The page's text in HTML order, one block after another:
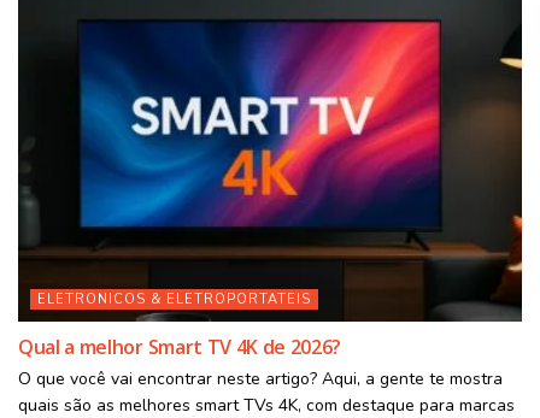
ELETRONICOS & ELETROPORTATEIS
Qual a melhor Smart TV 4K de 2026?
O que você vai encontrar neste artigo? Aqui, a gente te mostra
quais são as melhores smart TVs 4K, com destaque para marcas